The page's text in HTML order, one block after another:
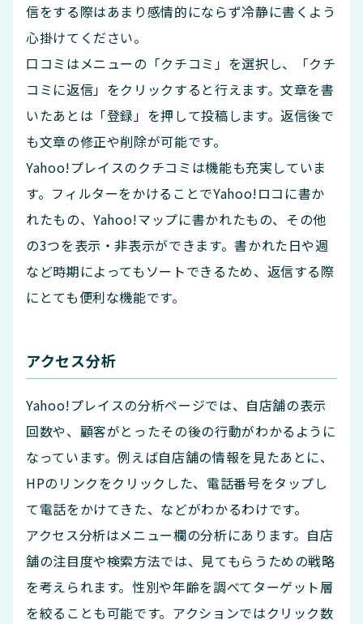
信をする際はあまり感情的にならず冷静に書くよう
心掛けてください。
口コミはメニューの「クチコミ」を選択し、「クチ
コミに返信」をクリックすると行えます。文章を書
いたあとは「登録」を押して投稿します。返信後で
も文章の修正や削除が可能です。
Yahoo!プレイスのクチコミは機能も充実していま
す。フィルターをかけることでYahoo!ロコに書か
れたもの、Yahoo!マップに書かれたもの、その他
の3つを表示・非表示ができます。書かれた日や週
など時期によってもソートできるため、返信する際
にとても便利な機能です。
アクセス分析
Yahoo!プレイスの分析ページでは、自店舗の表示
回数や、顧客がとったその後の行動がわかるように
なっています。例えば自店舗の情報を見たあとに、
HPのリンクをクリックした、電話番号をタップし
て電話をかけてきた、などがわかるわけです。
アクセス分析はメニュー欄の分析にあります。自店
舗の注目度や検索方法では、見てもらうための戦略
を考えられます。性別や年齢を調べてターゲット層
を絞ることも可能です。アクションではクリック数